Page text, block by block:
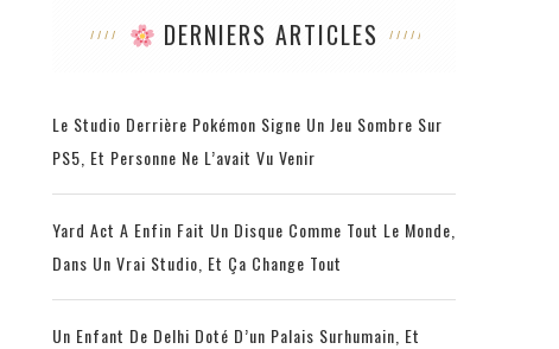
DERNIERS ARTICLES
Le Studio Derrière Pokémon Signe Un Jeu Sombre Sur
PS5, Et Personne Ne L’avait Vu Venir
Yard Act A Enfin Fait Un Disque Comme Tout Le Monde,
Dans Un Vrai Studio, Et Ça Change Tout
Un Enfant De Delhi Doté D’un Palais Surhumain, Et